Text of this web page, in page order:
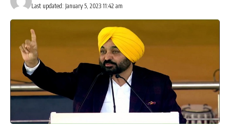
Last updated: January 5, 2023 11:42 am